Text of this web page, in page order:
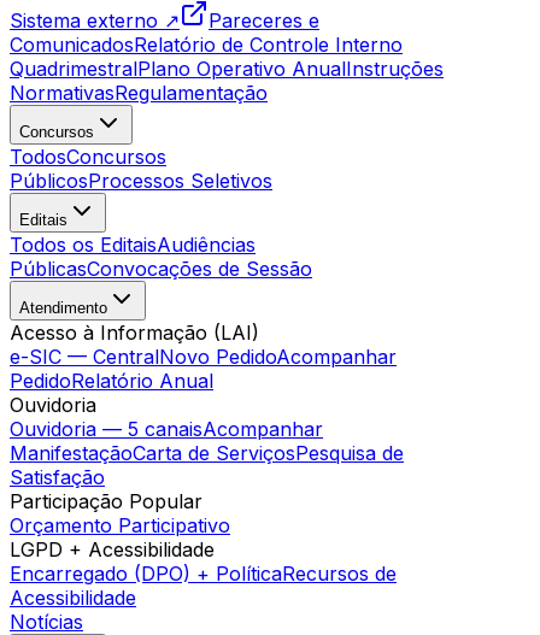
Sistema externo ↗
Pareceres e
ComunicadosRelatório de Controle Interno
QuadrimestralPlano Operativo AnualInstruções
NormativasRegulamentação
Concursos
TodosConcursos
PúblicosProcessos Seletivos
Editais
Todos os EditaisAudiências
PúblicasConvocações de Sessão
Atendimento
Acesso à Informação (LAI)
e-SIC — CentralNovo PedidoAcompanhar
PedidoRelatório Anual
Ouvidoria
Ouvidoria — 5 canaisAcompanhar
ManifestaçãoCarta de ServiçosPesquisa de
Satisfação
Participação Popular
Orçamento Participativo
LGPD + Acessibilidade
Encarregado (DPO) + PolíticaRecursos de
Acessibilidade
Notícias